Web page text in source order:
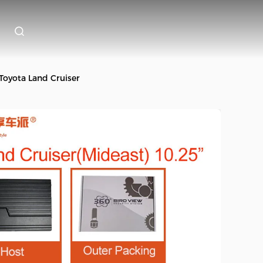
Land Cruiser